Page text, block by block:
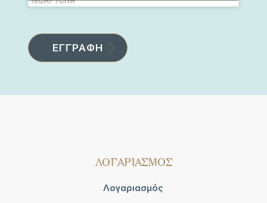
ΛΟΓΑΡΙΑΣΜΟΣ
Λογαριασμός